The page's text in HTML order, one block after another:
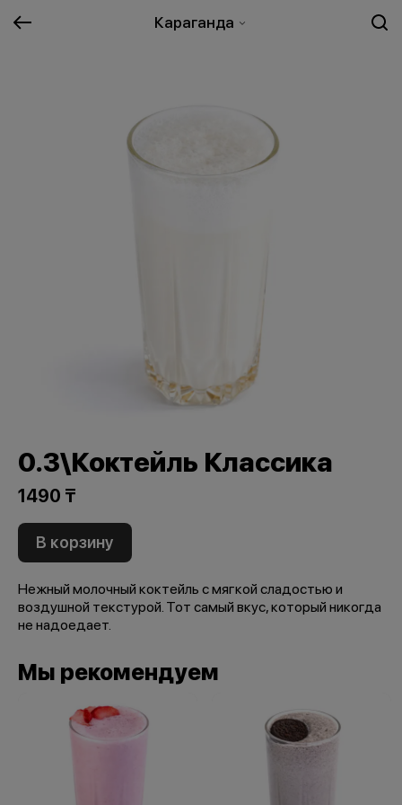
Караганда
0.3\Коктейль Классика
1490 ₸
В корзину
Нежный молочный коктейль с мягкой сладостью и
воздушной текстурой. Тот самый вкус, который никогда
не надоедает.
Мы рекомендуем